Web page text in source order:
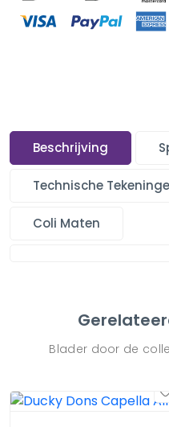
Beschrijving
Technische
Coli Maten
Blader door de